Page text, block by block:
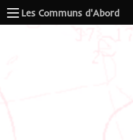
Les Communs d'Abord